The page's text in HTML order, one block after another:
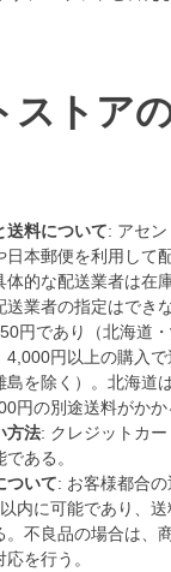
ストア
送料について: アセン
日本郵便を利用して
体的な配送業者は在
送業者の指定はでき
円であり（北海道
4,000円以上の購入
島を除く）。北海道
円の別途送料がかか
方法: クレジットカー
である。
ついて: お客様都合
内に可能であり、
。不良品の場合は、
を行う。